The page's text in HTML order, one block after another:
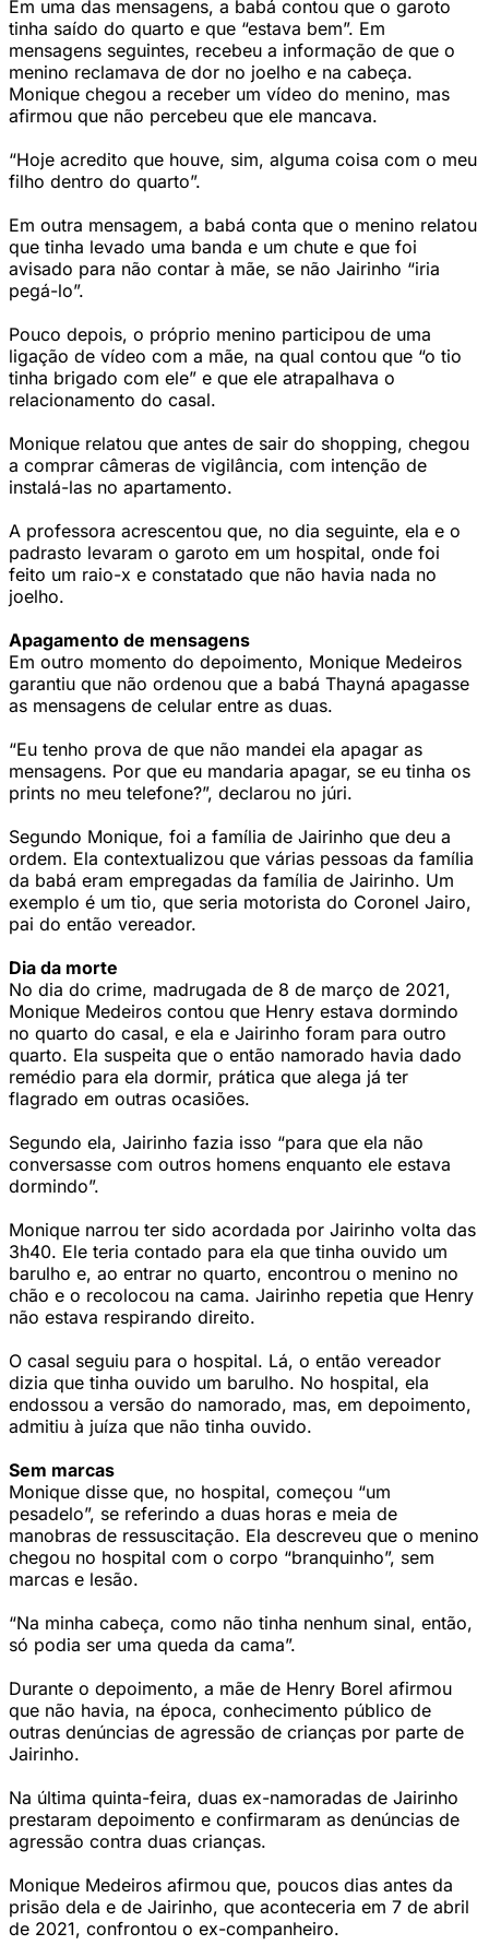
Em uma das mensagens, a babá contou que o garoto
tinha saído do quarto e que “estava bem”. Em
mensagens seguintes, recebeu a informação de que o
menino reclamava de dor no joelho e na cabeça.
Monique chegou a receber um vídeo do menino, mas
afirmou que não percebeu que ele mancava.
“Hoje acredito que houve, sim, alguma coisa com o meu
filho dentro do quarto”.
Em outra mensagem, a babá conta que o menino relatou
que tinha levado uma banda e um chute e que foi
avisado para não contar à mãe, se não Jairinho “iria
pegá-lo”.
Pouco depois, o próprio menino participou de uma
ligação de vídeo com a mãe, na qual contou que “o tio
tinha brigado com ele” e que ele atrapalhava o
relacionamento do casal.
Monique relatou que antes de sair do shopping, chegou
a comprar câmeras de vigilância, com intenção de
instalá-las no apartamento.
A professora acrescentou que, no dia seguinte, ela e o
padrasto levaram o garoto em um hospital, onde foi
feito um raio-x e constatado que não havia nada no
joelho.
Apagamento de mensagens
Em outro momento do depoimento, Monique Medeiros
garantiu que não ordenou que a babá Thayná apagasse
as mensagens de celular entre as duas.
“Eu tenho prova de que não mandei ela apagar as
mensagens. Por que eu mandaria apagar, se eu tinha os
prints no meu telefone?”, declarou no júri.
Segundo Monique, foi a família de Jairinho que deu a
ordem. Ela contextualizou que várias pessoas da família
da babá eram empregadas da família de Jairinho. Um
exemplo é um tio, que seria motorista do Coronel Jairo,
pai do então vereador.
Dia da morte
No dia do crime, madrugada de 8 de março de 2021,
Monique Medeiros contou que Henry estava dormindo
no quarto do casal, e ela e Jairinho foram para outro
quarto. Ela suspeita que o então namorado havia dado
remédio para ela dormir, prática que alega já ter
flagrado em outras ocasiões.
Segundo ela, Jairinho fazia isso “para que ela não
conversasse com outros homens enquanto ele estava
dormindo”.
Monique narrou ter sido acordada por Jairinho volta das
3h40. Ele teria contado para ela que tinha ouvido um
barulho e, ao entrar no quarto, encontrou o menino no
chão e o recolocou na cama. Jairinho repetia que Henry
não estava respirando direito.
O casal seguiu para o hospital. Lá, o então vereador
dizia que tinha ouvido um barulho. No hospital, ela
endossou a versão do namorado, mas, em depoimento,
admitiu à juíza que não tinha ouvido.
Sem marcas
Monique disse que, no hospital, começou “um
pesadelo”, se referindo a duas horas e meia de
manobras de ressuscitação. Ela descreveu que o menino
chegou no hospital com o corpo “branquinho”, sem
marcas e lesão.
“Na minha cabeça, como não tinha nenhum sinal, então,
só podia ser uma queda da cama”.
Durante o depoimento, a mãe de Henry Borel afirmou
que não havia, na época, conhecimento público de
outras denúncias de agressão de crianças por parte de
Jairinho.
Na última quinta-feira, duas ex-namoradas de Jairinho
prestaram depoimento e confirmaram as denúncias de
agressão contra duas crianças.
Monique Medeiros afirmou que, poucos dias antes da
prisão dela e de Jairinho, que aconteceria em 7 de abril
de 2021, confrontou o ex-companheiro.